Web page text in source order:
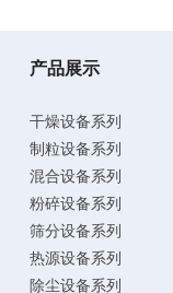
产品展示
干燥设备系列
制粒设备系列
混合设备系列
粉碎设备系列
筛分设备系列
热源设备系列
除尘设备系列